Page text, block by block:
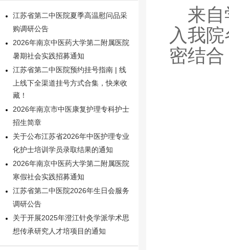
江苏省第二中医院夏季高温慰问品采
购调研公告
2026年南京中医药大学第二附属医院
暑期社会实践招募通知
江苏省第二中医院预约挂号指南 | 线
上线下全渠道挂号方式合集，快来收
藏！
2026年南京市中医康复护理专科护士
招生简章
关于公布江苏省2026年中医护理专业
化护士培训学员录取结果的通知
2026年南京中医药大学第二附属医院
寒假社会实践招募通知
江苏省第二中医院2026年生日会服务
调研公告
关于开展2025年澄江针灸学派学术思
想传承研究人才培项目的通知
来
入我
密结